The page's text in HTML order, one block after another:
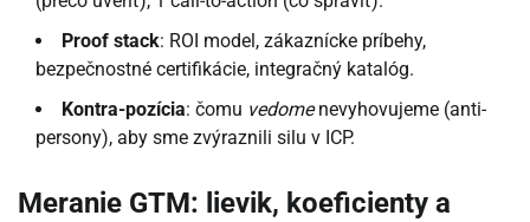
Proof stack: ROI model, zákaznícke príbehy,
bezpečnostné certifikácie, integračný katalóg.
Kontra-pozícia: čomu vedomenevyhovujeme (anti-
persony), aby sme zvýraznili silu v ICP.
Meranie GTM: lievik, koeficienty a